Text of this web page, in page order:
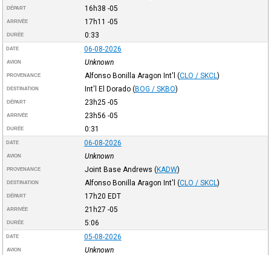
DÉPART 16h38 -05
ARRIVÉE 17h11 -05
DURÉE 0:33
DATE 06-08-2026
AVION Unknown
PROVENANCE Alfonso Bonilla Aragon Int'l (CLO / SKCL )
DESTINATION Int'l El Dorado (BOG / SKBO)
DÉPART 23h25 -05
ARRIVÉE 23h56 -05
DURÉE 0:31
DATE 06-08-2026
AVION Unknown
PROVENANCE Joint Base Andrews (KADW)
DESTINATION Alfonso Bonilla Aragon Int'l (CLO / SKCL )
DÉPART 17h20 EDT
ARRIVÉE 21h27 -05
DURÉE 5:06
DATE 05-08-2026
AVION Unknown